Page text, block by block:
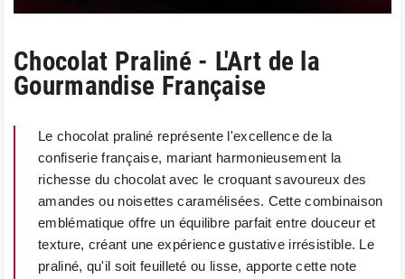
Chocolat Praliné - L'Art de la
Gourmandise Française
Le chocolat praliné représente l'excellence de la
confiserie française, mariant harmonieusement la
richesse du chocolat avec le croquant savoureux des
amandes ou noisettes caramélisées. Cette combinaison
emblématique offre un équilibre parfait entre douceur et
texture, créant une expérience gustative irrésistible. Le
praliné, qu'il soit feuilleté ou lisse, apporte cette note